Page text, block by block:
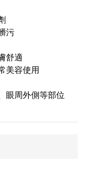
污
舒適
美容使用
眼周外側等部位